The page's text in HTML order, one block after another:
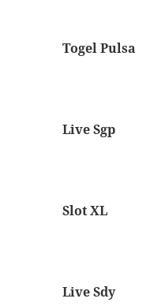
Togel Pulsa
Live Sgp
Slot XL
Live Sdy